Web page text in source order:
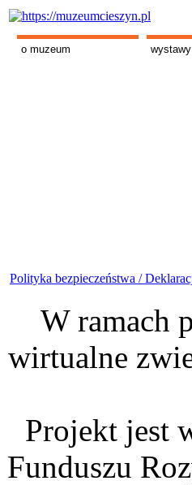
o muzeum wystawy
Polityka bezpieczeństwa /
W ramach
wirtualne
Projekt jest
Funduszu